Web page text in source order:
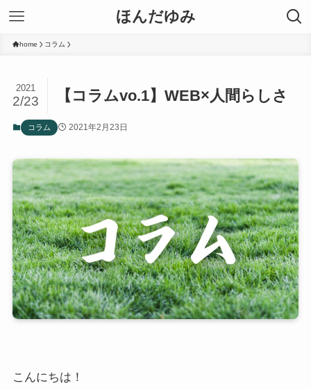
ほんだゆみ
home コラム
【コラムvo.1】WEB×人間らしさ
2021
2/23
コラム 2021年2月23日
こんにちは！